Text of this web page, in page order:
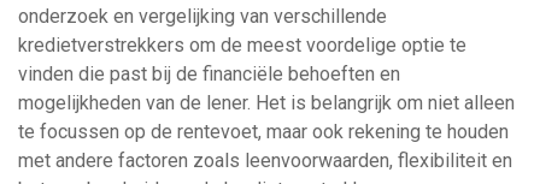
onderzoek en vergelijking van verschillende
kredietverstrekkers om de meest voordelige optie te
vinden die past bij de financiële behoeften en
mogelijkheden van de lener. Het is belangrijk om niet alleen
te focussen op de rentevoet, maar ook rekening te houden
met andere factoren zoals leenvoorwaarden, flexibiliteit en